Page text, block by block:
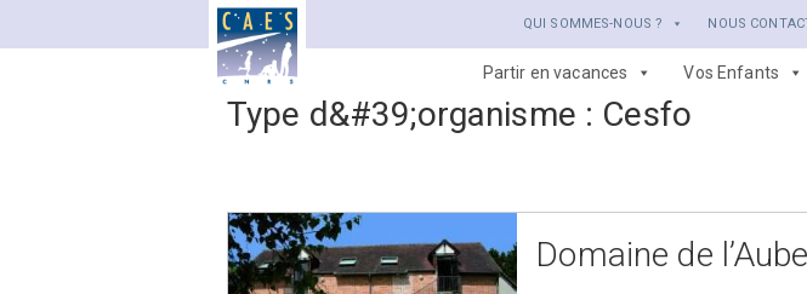
QUI SOMMES-NOUS ? NOUS
Partir en vacances Vos Enfants
Type d&#39;organisme : Cesfo
Domaine de